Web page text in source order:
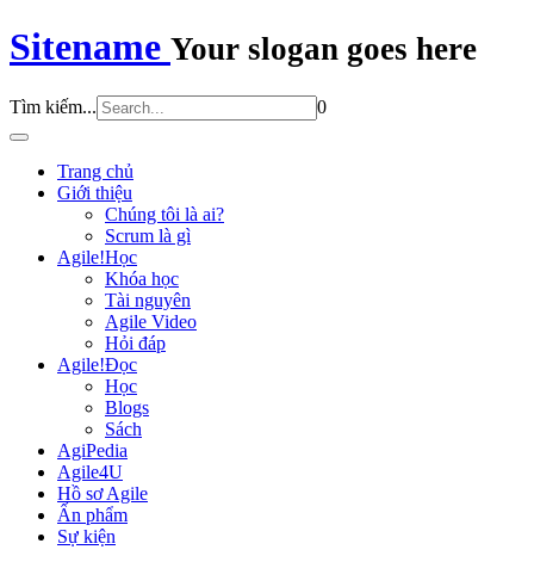
Sitename Your slogan goes here
Tìm kiếm... 0
Trang chủ
Giới thiệu
Chúng tôi là ai?
Scrum là gì
Agile!Học
Khóa học
Tài nguyên
Agile Video
Hỏi đáp
Agile!Đọc
Học
Blogs
Sách
AgiPedia
Agile4U
Hồ sơ Agile
Ấn phẩm
Sự kiện